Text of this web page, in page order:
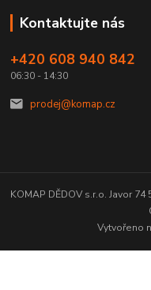
Kontaktujte nás
+420 608 940 842
06:30 - 14:30
prodej@komap.cz
KOMAP DĚDOV s.r.o. Javor
Vytvořeno